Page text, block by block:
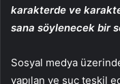
karakterde ve
sana söylenecek bir
Sosyal medya
yapılan ve suç teşkil